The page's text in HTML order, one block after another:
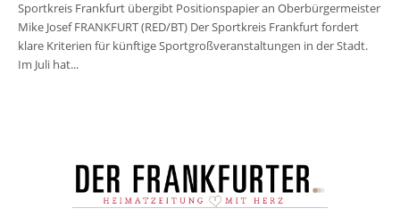
Sportkreis Frankfurt übergibt Positionspapier an Oberbürgermeister
Mike Josef FRANKFURT (RED/BT) Der Sportkreis Frankfurt fordert
klare Kriterien für künftige Sportgroßveranstaltungen in der Stadt.
Im Juli hat...